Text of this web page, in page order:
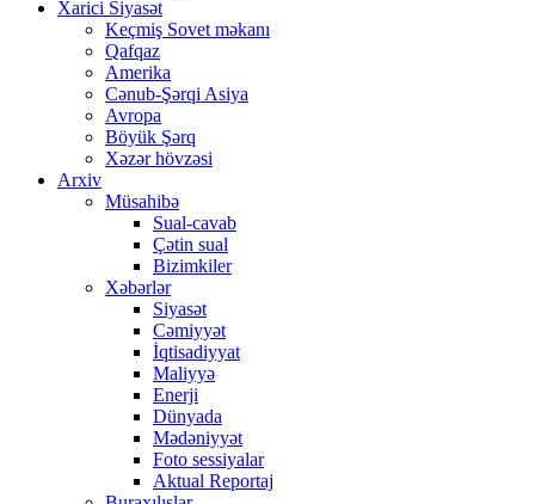
Xarici Siyasət
Keçmiş Sovet məkanı
Qafqaz
Amerika
Cənub-Şərqi Asiya
Avropa
Böyük Şərq
Xəzər hövzəsi
Arxiv
Müsahibə
Sual-cavab
Çətin sual
Bizimkiler
Xəbərlər
Siyasət
Cəmiyyət
İqtisadiyyat
Maliyyə
Enerji
Dünyada
Mədəniyyət
Foto sessiyalar
Aktual Reportaj